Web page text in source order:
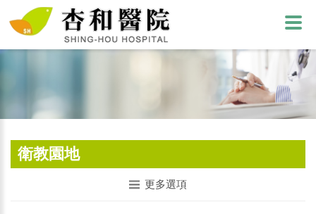
衛教園地
更多選項